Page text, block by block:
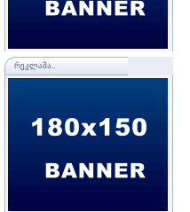
ᲠᲔᲙᲚᲐᲛᲐ..